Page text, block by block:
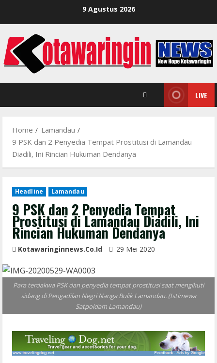
9 Agustus 2026
LIVE
Home
Lamandau
9 PSK dan 2 Penyedia Tempat Prostitusi di Lamandau
Diadili, Ini Rincian Hukuman Dendanya
Headline Lamandau
9 PSK dan 2 Penyedia Tempat
Prostitusi di Lamandau Diadili, Ini
Rincian Hukuman Dendanya
Kotawaringinnews.co.id 29 Mei 2020
Para terdakwa PSK dan penyedia tempat prostitusi saat mengikuti
sidang di Pengadilan Negri Nanga Bulik Lamandau. (Istimewa
Satpoldam Lamandau)